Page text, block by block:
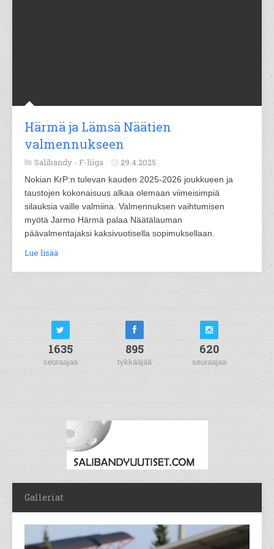
Härmä ja Lämsä Näätien
valmennukseen
Salibandy - F-liiga 29.4.2025
Nokian KrP:n tulevan kauden 2025-2026 joukkueen ja
taustojen kokonaisuus alkaa olemaan viimeisimpiä
silauksia vaille valmiina. Valmennuksen vaihtumisen
myötä Jarmo Härmä palaa Näätälauman
päävalmentajaksi kaksivuotisella sopimuksellaan.
Lue lisää
1635
seuraajaa
895
tykkääjää
620
seuraajaa
Galleriat